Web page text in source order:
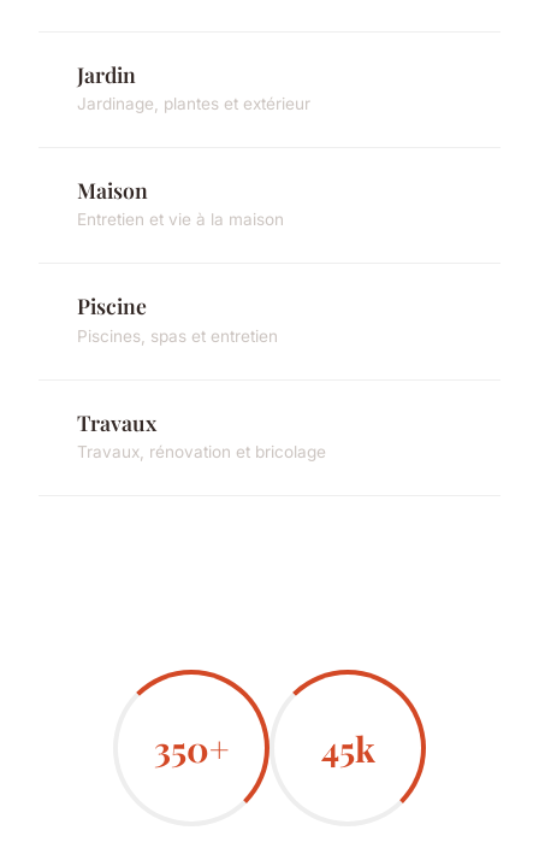
Jardin
Jardinage, plantes et extérieur
Maison
Entretien et vie à la maison
Piscine
Piscines, spas et entretien
Travaux
Travaux, rénovation et bricolage
350+ 45k